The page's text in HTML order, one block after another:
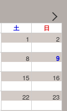
土 日
1 2
8 9
15 16
22 23